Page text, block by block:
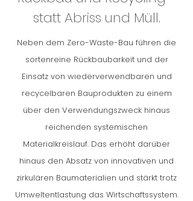
statt Abriss und Müll.
Neben dem Zero-Waste-Bau führen die
sortenreine Rückbaubarkeit und der
Einsatz von wiederverwendbaren und
recycelbaren Bauprodukten zu einem
über den Verwendungszweck hinaus
reichenden systemischen
Materialkreislauf. Das erhöht darüber
hinaus den Absatz von innovativen und
zirkulären Baumaterialien und stärkt trotz
Umweltentlastung das Wirtschaftssystem.